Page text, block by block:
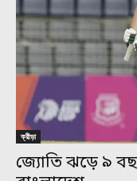
ক্রীড়া
জ্যোতি ঝড়ে ৯